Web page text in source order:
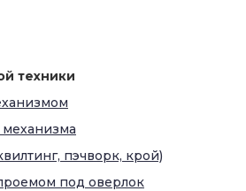
техники
пэчворк, крой)
под оверлок